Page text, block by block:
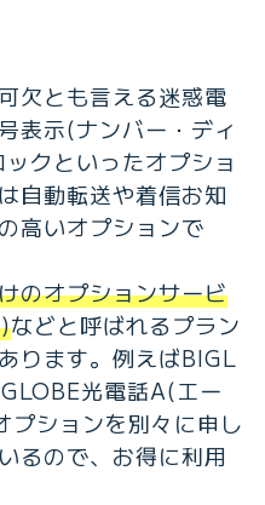
欠とも言える迷惑電
表示(ナンバー・ディ
クといったオプショ
自動転送や着信お知
高いオプションで
のオプションサービ
などと呼ばれるプラン
ります。例えばBIGL
光電話A(エー
ションを別々に申し
るので、お得に利用